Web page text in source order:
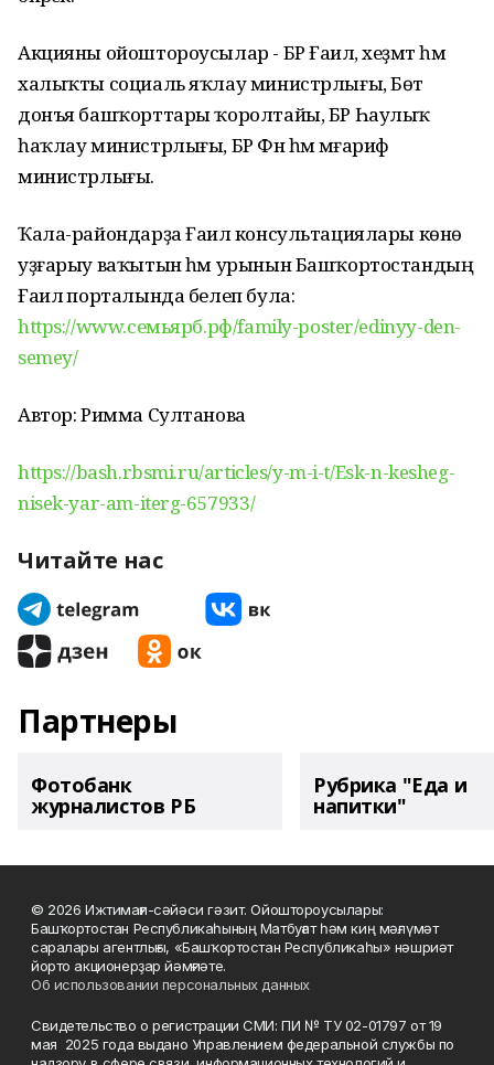
Акцияны ойоштороусылар - БР Ғаилә, хеҙмәт һәм
халыҡты социаль яҡлау министрлығы, Бөтә
донъя башҡорттары ҡоролтайы, БР Һаулыҡ
һаҡлау министрлығы, БР Фән һәм мәғариф
министрлығы.
Ҡала-райондарҙа Ғаилә консультациялары көнө
уҙғарыу ваҡытын һәм урынын Башҡортостандың
Ғаилә порталында белеп була:
https://www.семьярб.рф/family-poster/edinyy-den-
semey/
Автор: Римма Султанова
https://bash.rbsmi.ru/articles/y-m-i-t/Esk-n-kesheg-
nisek-yar-am-iterg-657933/
Читайте нас
Партнеры
Фотобанк
журналистов РБ
Рубрика "Еда и
напитки"
© 2026 Ижтимағи-сәйәси гәзит. Ойоштороусылары:
Башҡортостан Республикаһының Матбуғат һәм киң мәғлүмәт
саралары агентлығы, «Башҡортостан Республикаһы» нәшриәт
йорто акционерҙар йәмғиәте.
Об использовании персональных данных
Свидетельство о регистрации СМИ: ПИ № ТУ 02-01797 от 19
мая 2025 года выдано Управлением федеральной службы по